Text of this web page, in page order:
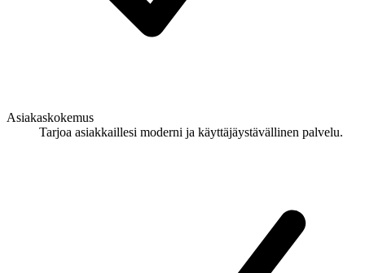
Asiakaskokemus
Tarjoa asiakkaillesi moderni ja käyttäjäystävällinen palvelu.